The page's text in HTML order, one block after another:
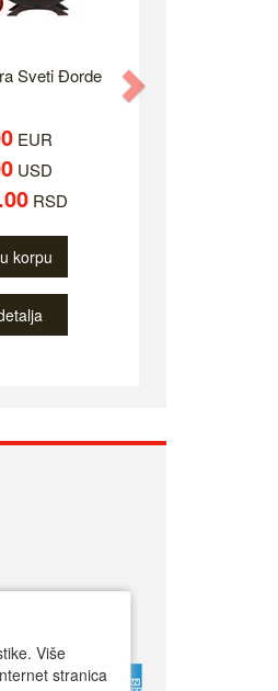
Sveti Đorde
EUR
USD
RSD
korpu
Više
stranica